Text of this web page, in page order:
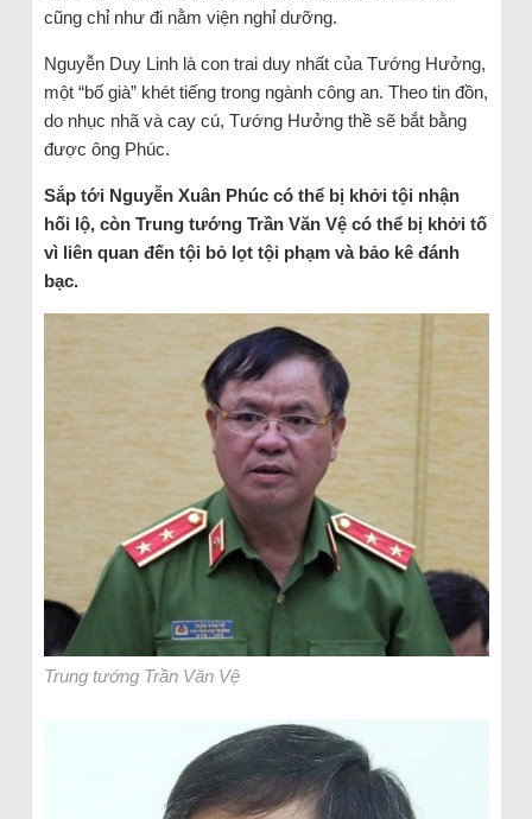
cũng chỉ như đi nằm viện nghỉ dưỡng.
Nguyễn Duy Linh là con trai duy nhất của Tướng Hưởng,
một “bố già” khét tiếng trong ngành công an. Theo tin đồn,
do nhục nhã và cay cú, Tướng Hưởng thề sẽ bắt bằng
được ông Phúc.
Sắp tới Nguyễn Xuân Phúc có thể bị khởi tội nhận
hối lộ, còn Trung tướng Trần Văn Vệ có thể bị khởi tố
vì liên quan đến tội bỏ lọt tội phạm và bảo kê đánh
bạc.
Trung tướng Trần Văn Vệ